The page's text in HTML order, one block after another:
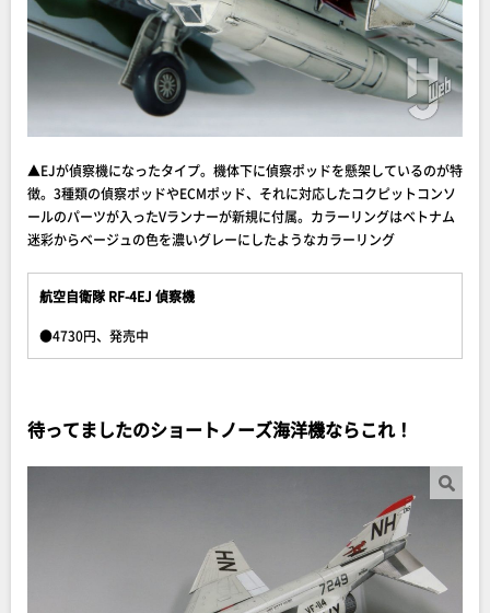
▲EJが偵察機になったタイプ。機体下に偵察ポッドを懸架しているのが特
徴。3種類の偵察ポッドやECMポッド、それに対応したコクピットコンソ
ールのパーツが入ったVランナーが新規に付属。カラーリングはベトナム
迷彩からベージュの色を濃いグレーにしたようなカラーリング
航空自衛隊 RF-4EJ 偵察機
●4730円、発売中
待ってましたのショートノーズ海洋機ならこれ！